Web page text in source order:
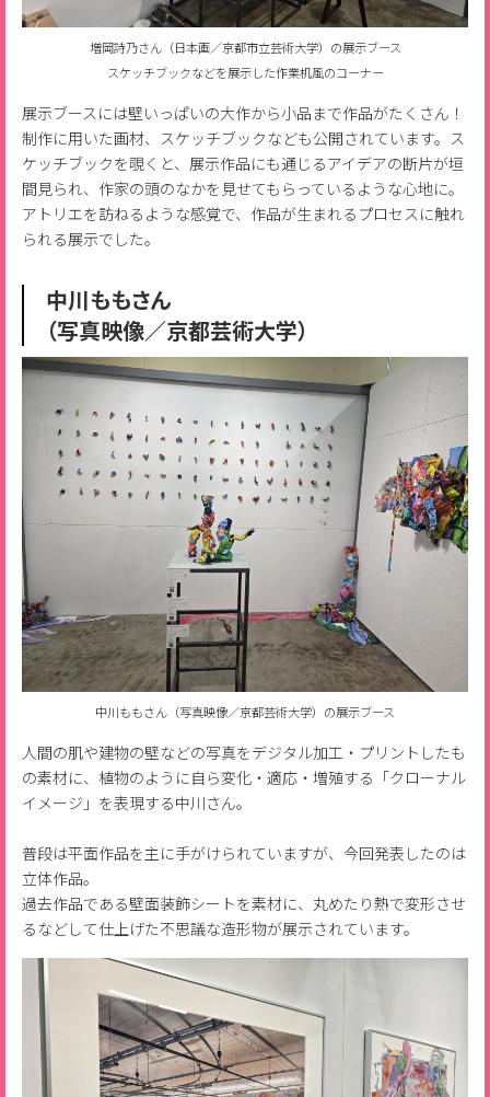
増岡詩乃さん（日本画／京都市立芸術大学）の展示ブース
スケッチブックなどを展示した作業机風のコーナー
展示ブースには壁いっぱいの大作から小品まで作品がたくさん！
制作に用いた画材、スケッチブックなども公開されています。ス
ケッチブックを覗くと、展示作品にも通じるアイデアの断片が垣
間見られ、作家の頭のなかを見せてもらっているような心地に。
アトリエを訪ねるような感覚で、作品が生まれるプロセスに触れ
られる展示でした。
中川ももさん
（写真映像／京都芸術大学）
中川ももさん（写真映像／京都芸術大学）の展示ブース
人間の肌や建物の壁などの写真をデジタル加工・プリントしたも
の素材に、植物のように自ら変化・適応・増殖する「クローナル
イメージ」を表現する中川さん。
普段は平面作品を主に手がけられていますが、今回発表したのは
立体作品。
過去作品である壁面装飾シートを素材に、丸めたり熱で変形させ
るなどして仕上げた不思議な造形物が展示されています。